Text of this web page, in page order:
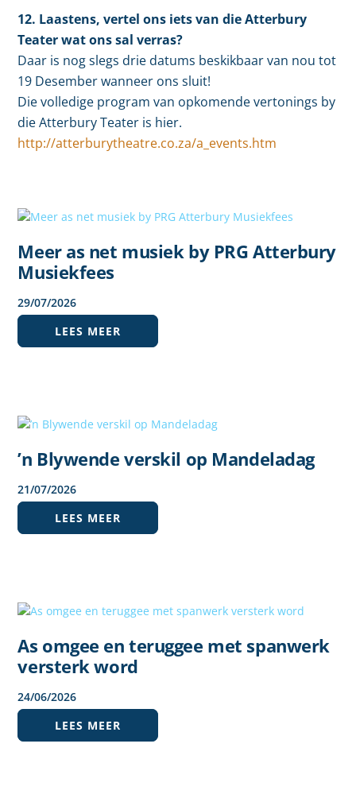
12. Laastens, vertel ons iets van die Atterbury
Teater wat ons sal verras?
Daar is nog slegs drie datums beskikbaar van nou tot
19 Desember wanneer ons sluit!
Die volledige program van opkomende vertonings by
die Atterbury Teater is hier.
http://atterburytheatre.co.za/a_events.htm
Meer as net musiek by PRG Atterbury
Musiekfees
29/07/2026
LEES MEER
’n Blywende verskil op Mandeladag
21/07/2026
LEES MEER
As omgee en teruggee met spanwerk
versterk word
24/06/2026
LEES MEER